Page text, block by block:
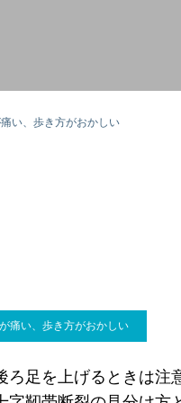
い、歩き方がおかしい
痛い、歩き方がおかしい
ろ足を上げるときは注